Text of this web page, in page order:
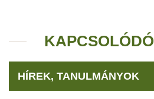
KAPCSOLÓDÓ
HÍREK, TANULMÁNYOK